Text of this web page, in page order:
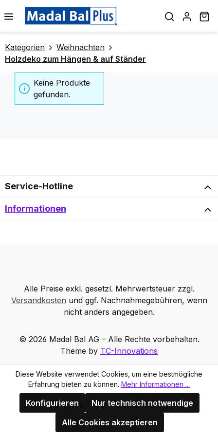
springen
Kategorien
Weihnachten
Holzdeko zum Hängen & auf Ständer
Keine Produkte
gefunden.
Service-Hotline
Informationen
Alle Preise exkl. gesetzl. Mehrwertsteuer zzgl.
Versandkosten und ggf. Nachnahmegebühren, wenn
nicht anders angegeben.
© 2026 Madal Bal AG – Alle Rechte vorbehalten.
Theme by TC-Innovations
Diese Website verwendet Cookies, um eine bestmögliche
Erfahrung bieten zu können. Mehr Informationen ...
Nur technisch notwendige
Konfigurieren
Alle Cookies akzeptieren